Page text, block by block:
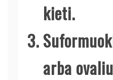
kieti.
arba